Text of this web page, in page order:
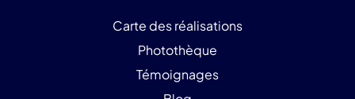
Carte des réalisations
Photothèque
Témoignages